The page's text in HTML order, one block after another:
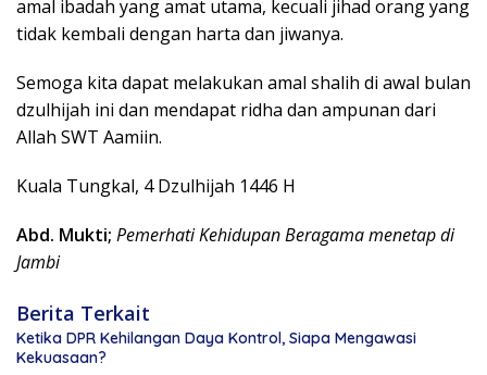
amal ibadah yang amat utama, kecuali jihad orang yang
tidak kembali dengan harta dan jiwanya.
Semoga kita dapat melakukan amal shalih di awal bulan
dzulhijah ini dan mendapat ridha dan ampunan dari
Allah SWT Aamiin.
Kuala Tungkal, 4 Dzulhijah 1446 H
Abd. Mukti; Pemerhati Kehidupan Beragama menetap di
Jambi
Berita Terkait
Ketika DPR Kehilangan Daya Kontrol, Siapa Mengawasi
Kekuasaan?